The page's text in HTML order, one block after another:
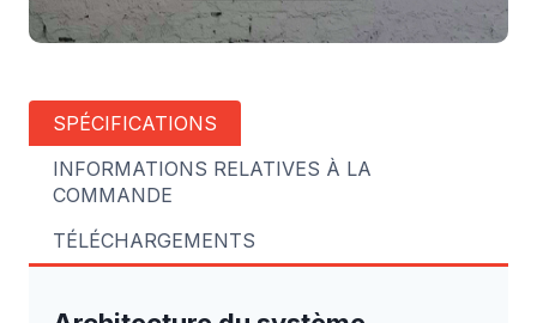
SPÉCIFICATIONS
INFORMATIONS RELATIVES À LA
COMMANDE
TÉLÉCHARGEMENTS